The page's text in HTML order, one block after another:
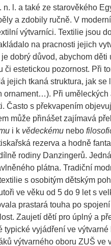
n. l. a také ze starověkého
a zdobily ručně. V
výtvarníci. Textilie jsou
na pracnosti jejich
je dobrý důvod, abychom
či estetickou pozornost. Při
jejich tkaná struktura, jak
ornament…). Při
Často s překvapením
může přinášet zajímavá
i k vědeckému nebo
rezerva a hodně
rodiny Danzingerů.
plátna. Tradiční
s osobitým dětským
ve věku od 5 do 9 let s
prastará touha po
Zaujetí dětí pro úplný a
typické vyjádření ve
výtvarného oboru ZUŠ ve